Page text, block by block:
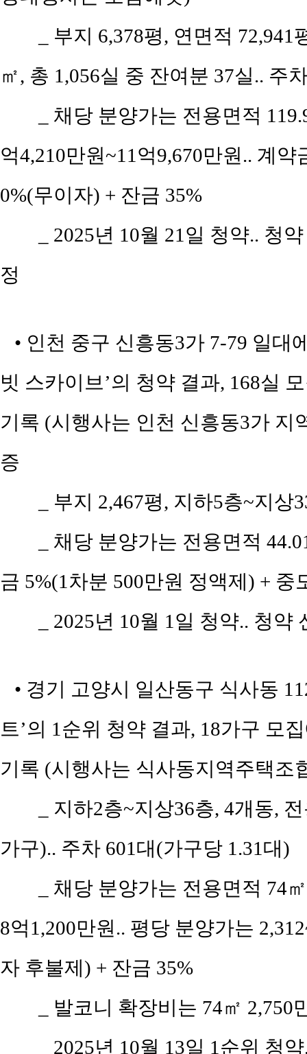
_ 부지 6,378평, 연면적
㎡, 총 1,056실 중 잔여분 37실.. 주
_ 채당 분양가는 전용면적
억4,210만원~11억9,670만원.. 계
0%(무이자) + 잔금 35%
_ 2025년 10월 21일 청약.. 청
정
• 인천 중구 신흥동3가 7-79 일대
빗 스카이브’의 청약 결과, 168실
기록 (시행사는 인천 신흥동3가
증
_ 부지 2,467평, 지하5층~지
_ 채당 분양가는 전용면적
금 5%(1차분 500만원 정액제) + 중
_ 2025년 10월 1일 청약.. 청
• 경기 고양시 일산동구 식사동
트’의 1순위 청약 결과, 18가구 모
기록 (시행사는 식사동지역주택조
_ 지하2층~지상36층, 4개동,
가구).. 주차 601대(가구당 1.31대)
_ 채당 분양가는 전용면적 74
8억1,200만원.. 평당 분양가는
자 후불제) + 잔금 35%
_ 발코니 확장비는 74㎡ 2,750
_ 2025년 10월 13일 1순위 청